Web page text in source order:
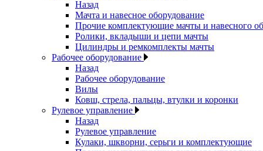
Назад
Мачта и навесное оборудование
Прочие комплектующие мачты и навесного
Ролики, вкладыши и цепи мачты
Цилиндры и ремкомплекты мачты
Рабочее оборудование
Назад
Рабочее оборудование
Вилы
Ковш, стрела, пальцы, втулки и коронки
Рулевое управление
Назад
Рулевое управление
Кулаки, шкворни, серьги и комплектующие